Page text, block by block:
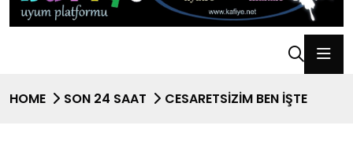
HOME SON 24 SAAT CESARETSİZİM BEN İŞTE